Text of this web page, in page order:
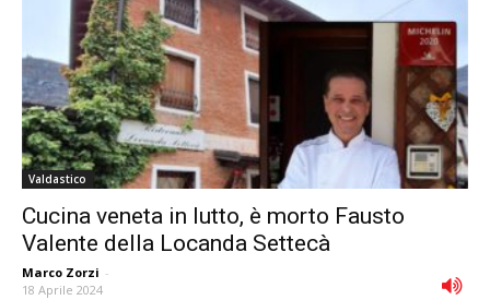
Valdastico
Cucina veneta in lutto, è morto Fausto
Valente della Locanda Settecà
Marco Zorzi -
18 Aprile 2024